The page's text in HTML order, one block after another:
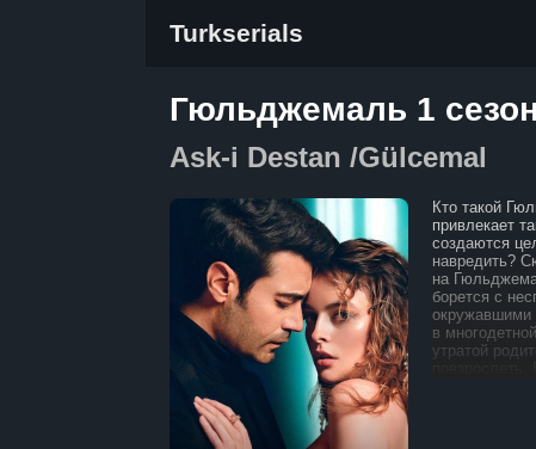
Turkserials
Гюльджемаль 1
Ask-i Destan /Gülcemal
Кто такой
привлекает
создаются
навредить?
на
борется с
окружавшими
в
утратой